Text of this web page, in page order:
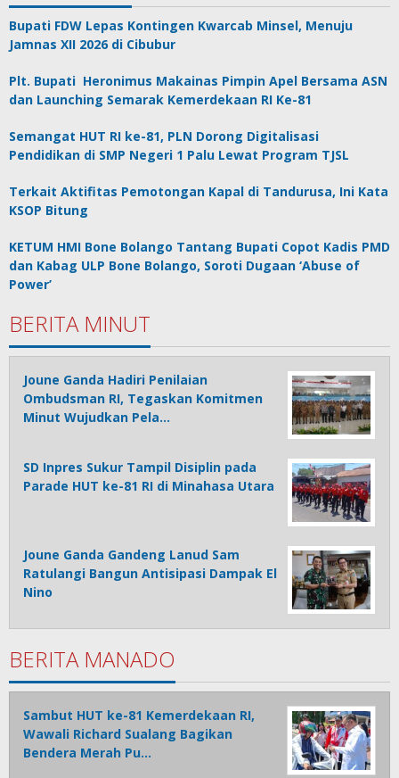
Bupati FDW Lepas Kontingen Kwarcab Minsel, Menuju
Jamnas XII 2026 di Cibubur
Plt. Bupati Heronimus Makainas Pimpin Apel Bersama ASN
dan Launching Semarak Kemerdekaan RI Ke-81
Semangat HUT RI ke-81, PLN Dorong Digitalisasi
Pendidikan di SMP Negeri 1 Palu Lewat Program TJSL
Terkait Aktifitas Pemotongan Kapal di Tandurusa, Ini Kata
KSOP Bitung
KETUM HMI Bone Bolango Tantang Bupati Copot Kadis PMD
dan Kabag ULP Bone Bolango, Soroti Dugaan ‘Abuse of
Power’
BERITA MINUT
Joune Ganda Hadiri Penilaian
Ombudsman RI, Tegaskan Komitmen
Minut Wujudkan Pela…
SD Inpres Sukur Tampil Disiplin pada
Parade HUT ke-81 RI di Minahasa Utara
Joune Ganda Gandeng Lanud Sam
Ratulangi Bangun Antisipasi Dampak El
Nino
BERITA MANADO
Sambut HUT ke-81 Kemerdekaan RI,
Wawali Richard Sualang Bagikan
Bendera Merah Pu…